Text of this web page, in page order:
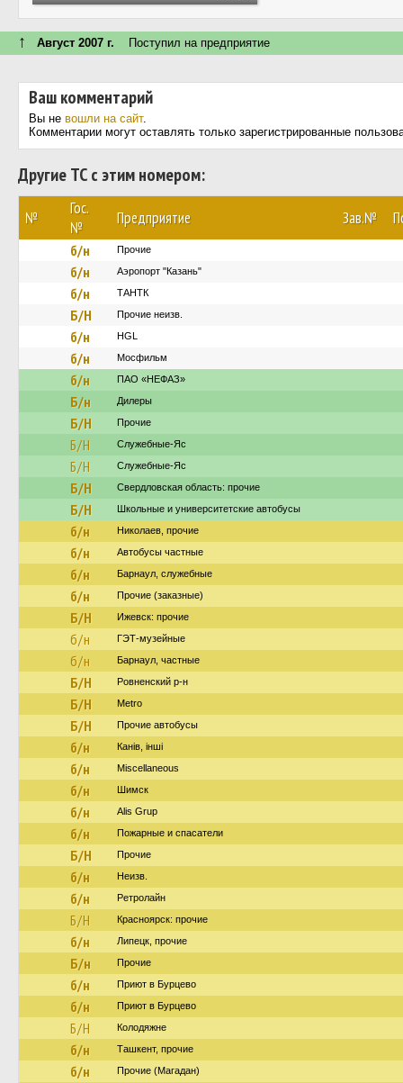
↑ Август 2007 г. Поступил на предприятие
Ваш комментарий
Вы не вошли на сайт.
Комментарии могут оставлять только зарегистрированные
Другие ТС с этим номером:
№
Гос.
№
Предприятие Зав.№
б/н Прочие
б/н Аэропорт "Казань"
б/н ТАНТК
Б/Н Прочие неизв.
б/н HGL
б/н Мосфильм
б/н ПАО «НЕФАЗ»
Б/н Дилеры
Б/Н Прочие
Б/Н Служебные-Яс
Б/Н Служебные-Яс
Б/Н Свердловская область: прочие
Б/Н Школьные и университетские автобусы
б/н Николаев, прочие
б/н Автобусы частные
б/н Барнаул, служебные
б/н Прочие (заказные)
Б/Н Ижевск: прочие
б/н ГЭТ-музейные
б/н Барнаул, частные
Б/Н Ровненский р-н
Б/Н Metro
Б/Н Прочие автобусы
б/н Канів, інші
б/н Miscellaneous
б/н Шимск
б/н Alis Grup
б/н Пожарные и спасатели
Б/Н Прочие
б/н Неизв.
б/н Ретролайн
Б/Н Красноярск: прочие
б/н Липецк, прочие
Б/н Прочие
б/н Приют в Бурцево
б/н Приют в Бурцево
Б/Н Колодяжне
б/н Ташкент, прочие
б/н Прочие (Магадан)